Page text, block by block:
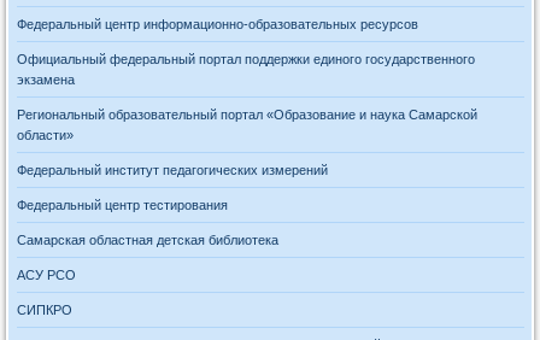
Федеральный центр информационно-образовательных ресурсов
Официальный федеральный портал поддержки единого государственного
экзамена
Региональный образовательный портал «Образование и наука Самарской
области»
Федеральный институт педагогических измерений
Федеральный центр тестирования
Самарская областная детская библиотека
АСУ РСО
СИПКРО